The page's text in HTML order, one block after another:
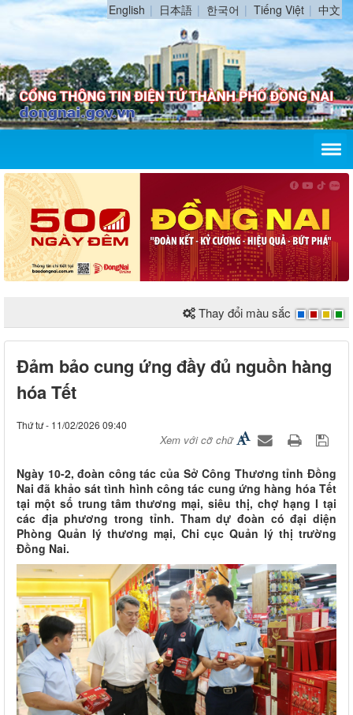
English 日本語 한국어 Tiếng Việt 中文
Thay đổi màu sắc
Đảm bảo cung ứng đầy đủ nguồn hàng
hóa Tết
Thứ tư - 11/02/2026 09:40
Xem với cỡ chữ
Ngày 10-2, đoàn công tác của Sở Công Thương tỉnh Đồng
Nai đã khảo sát tình hình công tác cung ứng hàng hóa Tết
tại một số trung tâm thương mại, siêu thị, chợ hạng I tại
các địa phương trong tỉnh. Tham dự đoàn có đại diện
Phòng Quản lý thương mại, Chi cục Quản lý thị trường
Đồng Nai.